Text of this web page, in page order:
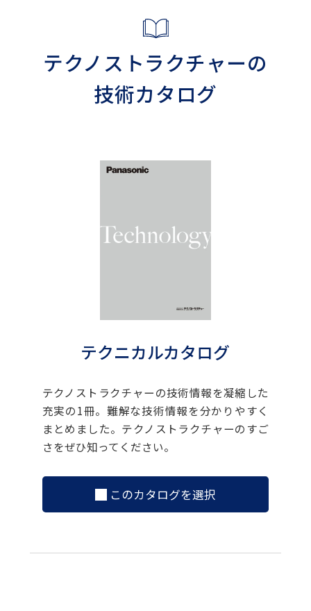
テクノストラクチャーの
技術カタログ
テクニカルカタログ
テクノストラクチャーの技術情報を凝縮した
充実の1冊。難解な技術情報を分かりやすく
まとめました。テクノストラクチャーのすご
さをぜひ知ってください。
このカタログを選択